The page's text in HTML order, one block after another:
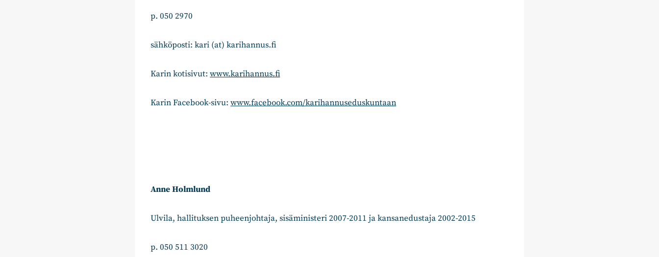
p. 050 2970
sähköposti: kari (at) karihannus.fi
Karin kotisivut: www.karihannus.fi
Karin Facebook-sivu: www.facebook.com/karihannuseduskuntaan
Anne Holmlund
Ulvila, hallituksen puheenjohtaja, sisäministeri 2007-2011 ja kansanedustaja 2002-2015
p. 050 511 3020